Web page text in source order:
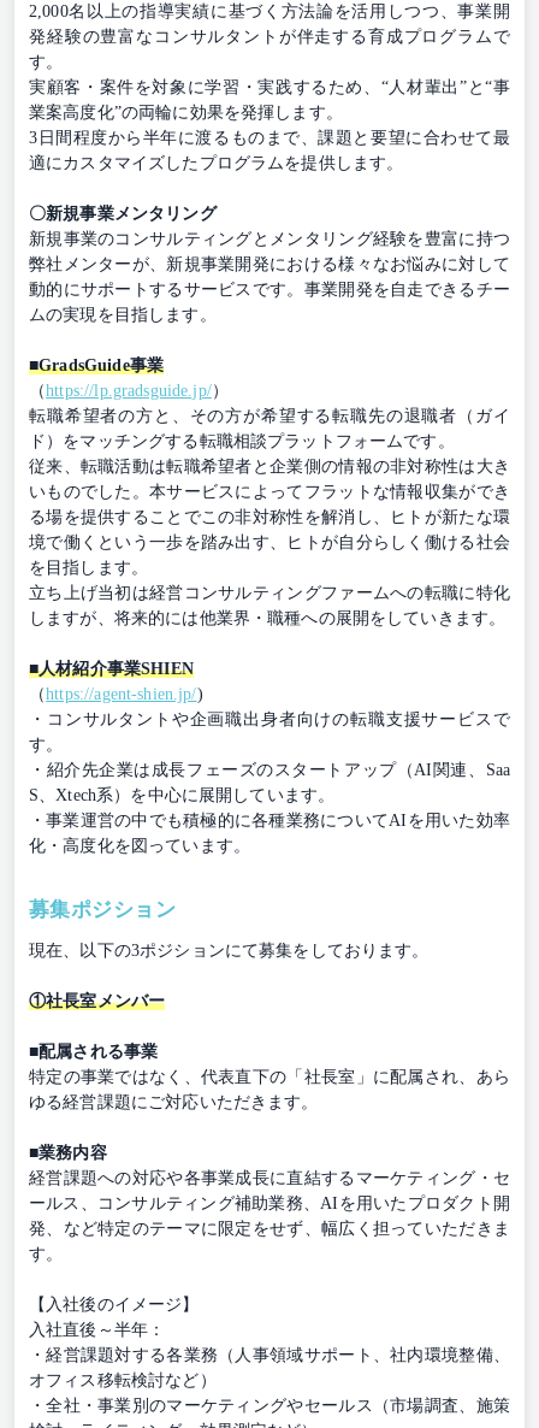
2,000名以上の指導実績に基づく方法論を活用しつつ、事業開
発経験の豊富なコンサルタントが伴走する育成プログラムで
す。
実顧客・案件を対象に学習・実践するため、“人材輩出”と“事
業案高度化”の両輪に効果を発揮します。
3日間程度から半年に渡るものまで、課題と要望に合わせて最
適にカスタマイズしたプログラムを提供します。
〇新規事業メンタリング
新規事業のコンサルティングとメンタリング経験を豊富に持つ
弊社メンターが、新規事業開発における様々なお悩みに対して
動的にサポートするサービスです。事業開発を自走できるチー
ムの実現を目指します。
■GradsGuide事業
（https://lp.gradsguide.jp/）
転職希望者の方と、その方が希望する転職先の退職者（ガイ
ド）をマッチングする転職相談プラットフォームです。
従来、転職活動は転職希望者と企業側の情報の非対称性は大き
いものでした。本サービスによってフラットな情報収集ができ
る場を提供することでこの非対称性を解消し、ヒトが新たな環
境で働くという一歩を踏み出す、ヒトが自分らしく働ける社会
を目指します。
立ち上げ当初は経営コンサルティングファームへの転職に特化
しますが、将来的には他業界・職種への展開をしていきます。
■人材紹介事業SHIEN
（https://agent-shien.jp/)
・コンサルタントや企画職出身者向けの転職支援サービスで
す。
・紹介先企業は成長フェーズのスタートアップ（AI関連、Saa
S、Xtech系）を中心に展開しています。
・事業運営の中でも積極的に各種業務についてAIを用いた効率
化・高度化を図っています。
募集ポジション
現在、以下の3ポジションにて募集をしております。
①社長室メンバー
■配属される事業
特定の事業ではなく、代表直下の「社長室」に配属され、あら
ゆる経営課題にご対応いただきます。
■業務内容
経営課題への対応や各事業成長に直結するマーケティング・セ
ールス、コンサルティング補助業務、AIを用いたプロダクト開
発、など特定のテーマに限定をせず、幅広く担っていただきま
す。
【入社後のイメージ】
入社直後～半年：
・経営課題対する各業務（人事領域サポート、社内環境整備、
オフィス移転検討など）
・全社・事業別のマーケティングやセールス（市場調査、施策